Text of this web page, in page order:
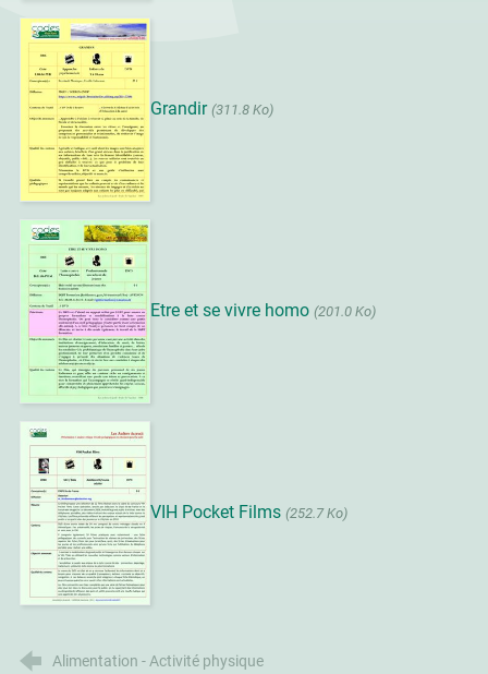
Grandir (311.8 Ko)
Etre et se vivre homo (201.0 Ko)
VIH Pocket Films (252.7 Ko)
Alimentation - Activité physique